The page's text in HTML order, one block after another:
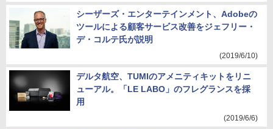
シーザーズ・エンターテインメント、Adobeの
ツールによる顧客サービス改善をジェフリー・
デ・コルテ氏が説明
(2019/6/10)
デルタ航空、TUMIのアメニティキットをリニ
ューアル。「LE LABO」のフレグランスを採
用
(2019/6/6)